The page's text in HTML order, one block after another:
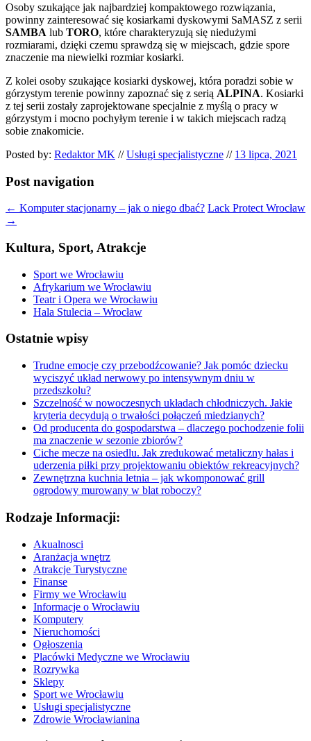
Osoby szukające jak najbardziej kompaktowego rozwiązania,
powinny zainteresować się kosiarkami dyskowymi SaMASZ z serii
SAMBA lub TORO, które charakteryzują się niedużymi
rozmiarami, dzięki czemu sprawdzą się w miejscach, gdzie spore
znaczenie ma niewielki rozmiar kosiarki.
Z kolei osoby szukające kosiarki dyskowej, która poradzi sobie w
górzystym terenie powinny zapoznać się z serią ALPINA. Kosiarki
z tej serii zostały zaprojektowane specjalnie z myślą o pracy w
górzystym i mocno pochyłym terenie i w takich miejscach radzą
sobie znakomicie.
Posted by: Redaktor MK // Usługi specjalistyczne // 13 lipca, 2021
Post navigation
← Komputer stacjonarny – jak o niego dbać? Lack Protect Wrocław
→
Kultura, Sport, Atrakcje
Sport we Wrocławiu
Afrykarium we Wrocławiu
Teatr i Opera we Wrocławiu
Hala Stulecia – Wrocław
Ostatnie wpisy
Trudne emocje czy przebodźcowanie? Jak pomóc dziecku
wyciszyć układ nerwowy po intensywnym dniu w
przedszkolu?
Szczelność w nowoczesnych układach chłodniczych. Jakie
kryteria decydują o trwałości połączeń miedzianych?
Od producenta do gospodarstwa – dlaczego pochodzenie folii
ma znaczenie w sezonie zbiorów?
Ciche mecze na osiedlu. Jak zredukować metaliczny hałas i
uderzenia piłki przy projektowaniu obiektów rekreacyjnych?
Zewnętrzna kuchnia letnia – jak wkomponować grill
ogrodowy murowany w blat roboczy?
Rodzaje Informacji:
Akualnosci
Aranżacja wnętrz
Atrakcje Turystyczne
Finanse
Firmy we Wrocławiu
Informacje o Wrocławiu
Komputery
Nieruchomości
Ogłoszenia
Placówki Medyczne we Wrocławiu
Rozrywka
Sklepy
Sport we Wrocławiu
Usługi specjalistyczne
Zdrowie Wrocławianina